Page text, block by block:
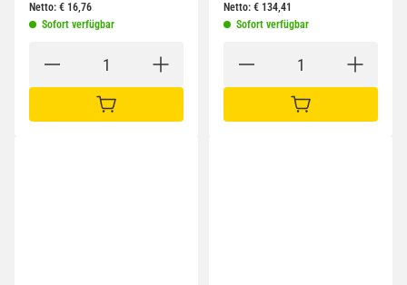
Netto: € 16,76
Sofort verfügbar
IN DEN WARENKORB
Netto: € 134,41
Sofort verfügbar
IN DEN WARENKORB